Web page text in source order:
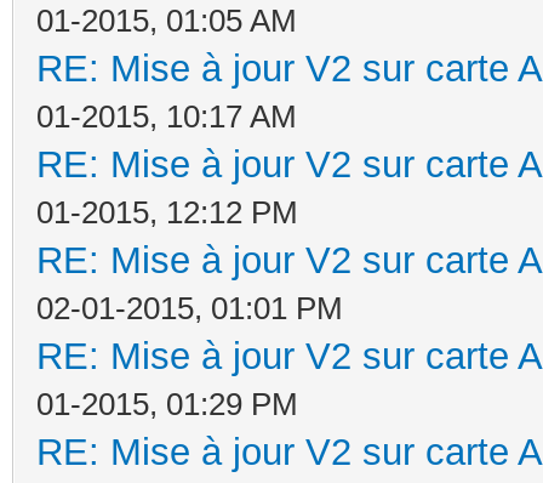
01-2015, 01:05 AM
RE: Mise à jour V2 sur carte
01-2015, 10:17 AM
RE: Mise à jour V2 sur carte
01-2015, 12:12 PM
RE: Mise à jour V2 sur carte
02-01-2015, 01:01 PM
RE: Mise à jour V2 sur carte
01-2015, 01:29 PM
RE: Mise à jour V2 sur carte